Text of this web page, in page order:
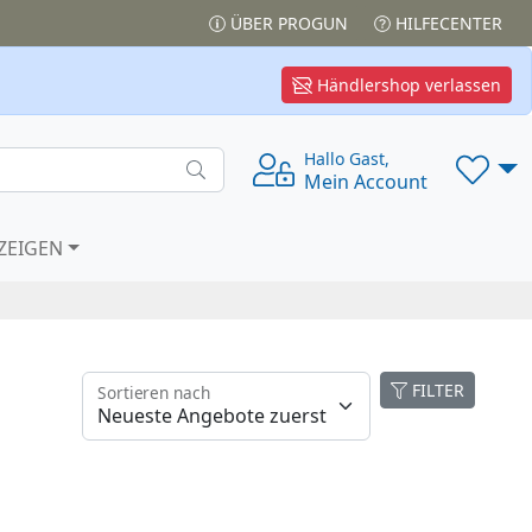
ÜBER PROGUN HILFECENTER
Händlershop verlassen
Hallo Gast,
Mein Account
FILTER
Sortieren nach